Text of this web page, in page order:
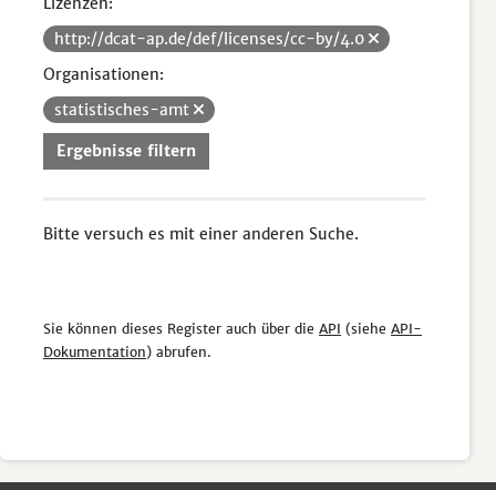
http://dcat-ap.de/def/licenses/cc-by/4.0
Organisationen:
statistisches-amt
Ergebnisse filtern
Bitte versuch es mit einer anderen Suche.
Sie können dieses Register auch über die API (siehe API-
Dokumentation) abrufen.